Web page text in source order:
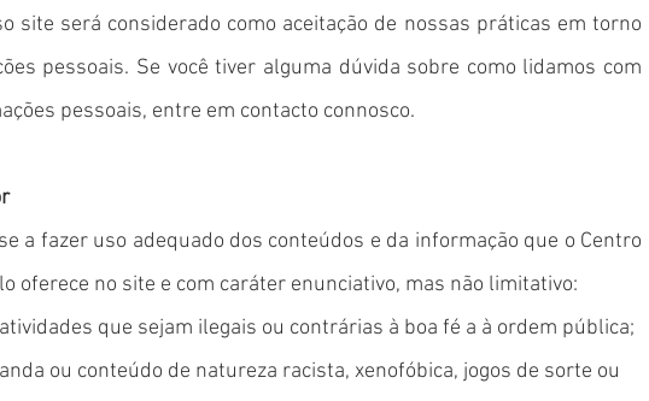
site será considerado como aceitação de nossas práticas em torno
pessoais. Se você tiver alguma dúvida sobre como lidamos com
pessoais, entre em contacto connosco.
a fazer uso adequado dos conteúdos e da informação que o Centro
oferece no site e com caráter enunciativo, mas não limitativo:
que sejam ilegais ou contrárias à boa fé a à ordem pública;
ou conteúdo de natureza racista, xenofóbica, jogos de sorte ou